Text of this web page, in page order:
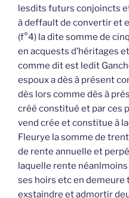
lesdits futurs conjoincts
à deffault de convertir et
(f°4) la dite somme de
en acquests d’héritages
comme dit est ledit
espoux a dès à présent
dès lors comme dès à
créé constitué et par ces
vend crée et constitue à
Fleurye la somme de
de rente annuelle et
laquelle rente
ses hoirs etc en demeure
exstaindre et admortir